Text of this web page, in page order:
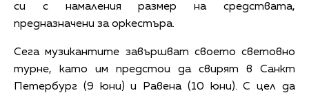
си с намаления размер на средствата,
предназначени за оркестъра.
Сега музикантите завършват своето световно
турне, като им предстои да свирят в Санкт
Петербург (9 юни) и Равена (10 юни). С цел да